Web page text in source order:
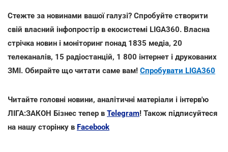
Стежте за новинами вашої галузі? Спробуйте створити
свій власний інфопростір в екосистемі LIGA360. Власна
стрічка новин і моніторинг понад 1835 медіа, 20
телеканалів, 15 радіостанцій, 1 800 інтернет і друкованих
ЗМІ. Обирайте що читати саме вам! Спробувати LIGA360
Читайте головні новини, аналітичні матеріали і інтерв'ю
ЛІГА:ЗАКОН Бізнес тепер в Telegram! Також підписуйтеся
на нашу сторінку в Facebook